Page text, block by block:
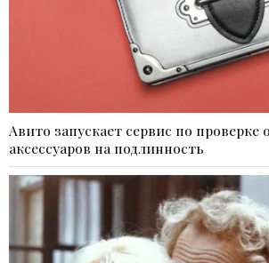
Авито запускает сервис по проверке
аксессуаров на подлинность